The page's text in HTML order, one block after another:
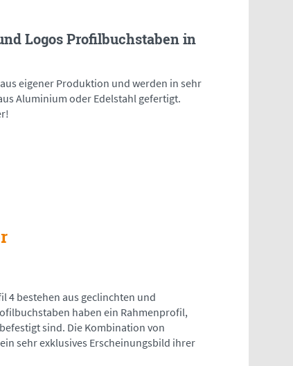
Logos Profilbuchstaben in
eigener Produktion und werden in sehr
Aluminium oder Edelstahl gefertigt.
4 bestehen aus geclinchten und
haben ein Rahmenprofil,
sind. Die Kombination von
sehr exklusives Erscheinungsbild ihrer